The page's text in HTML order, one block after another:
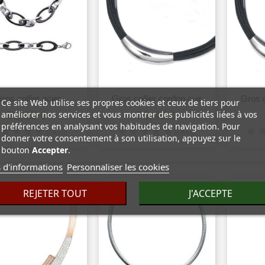
Vue rapide
Gros collier acier
ruthénium...
91,35 €
0 Avis
Vue rapide
Gros collier cordon cuir
noir...
76,45 €
0 Avis
Ce site Web utilise ses propres cookies et ceux de tiers pour
améliorer nos services et vous montrer des publicités liées à vos
préférences en analysant vos habitudes de navigation. Pour
donner votre consentement à son utilisation, appuyez sur le
bouton Accepter.
d'informations Personnaliser les cookies
REJETER TOUT J'ACCEPTE